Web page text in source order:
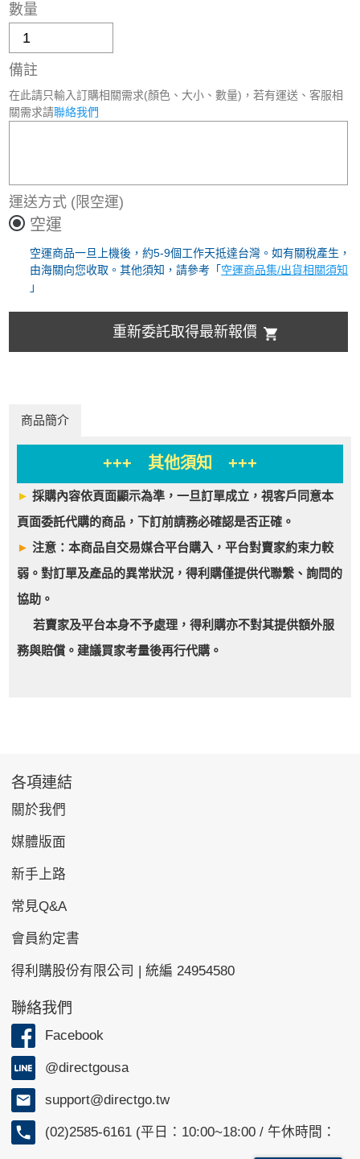
數量
備註
在此請只輸入訂購相關需求(顏色、大小、數量)，若有運送、客服相
關需求請聯絡我們
運送方式 (限空運)
空運
空運商品一旦上機後，約5-9個工作天抵達台灣。如有關稅產生，
由海關向您收取。其他須知，請參考「 空運商品集/出貨相關須知
」
重新委託取得最新報價
商品簡介
+++ 其他須知 +++
►採購內容依頁面顯示為準，一旦訂單成立，視客戶同意本
頁面委託代購的商品，下訂前請務必確認是否正確。
► 注意：本商品自交易媒合平台購入，平台對賣家約束力較
弱。對訂單及產品的異常狀況，得利購僅提供代聯繫、詢問的
協助。
若賣家及平台本身不予處理，得利購亦不對其提供額外服
務與賠償。建議買家考量後再行代購。
各項連結
關於我們
媒體版面
新手上路
常見Q&A
會員約定書
得利購股份有限公司 | 統編 24954580
聯絡我們
Facebook
@directgousa
support@directgo.tw
(02)2585-6161 (平日：10:00~18:00 / 午休時間：